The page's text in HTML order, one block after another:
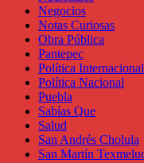
Negocios
Notas Curiosas
Obra Pública
Pantepec
Política Internacional
Política Nacional
Puebla
Sabías Que
Salud
San Andrés Cholula
San Martín